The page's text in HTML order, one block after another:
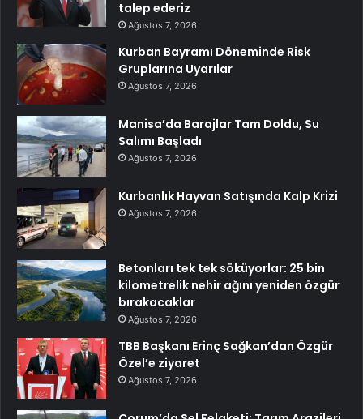
talep ederiz
Ağustos 7, 2026
Kurban Bayramı Döneminde Risk
Gruplarına Uyarılar
Ağustos 7, 2026
Manisa’da Barajlar Tam Doldu, Su
Salımı Başladı
Ağustos 7, 2026
Kurbanlık Hayvan Satışında Kalp Krizi
Ağustos 7, 2026
Betonları tek tek söküyorlar: 25 bin
kilometrelik nehir ağını yeniden özgür
bırakacaklar
Ağustos 7, 2026
TBB Başkanı Erinç Sağkan’dan Özgür
Özel’e ziyaret
Ağustos 7, 2026